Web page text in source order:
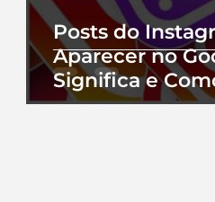
Posts do
Aparecer no
Significa e
Perfil